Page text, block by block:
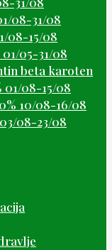
08-31/08
08-15/08
05-31/08
beta karoten
01/08-15/08
10/08-16/08
08-23/08